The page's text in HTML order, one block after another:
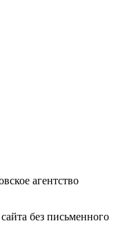
агентство
без письменного